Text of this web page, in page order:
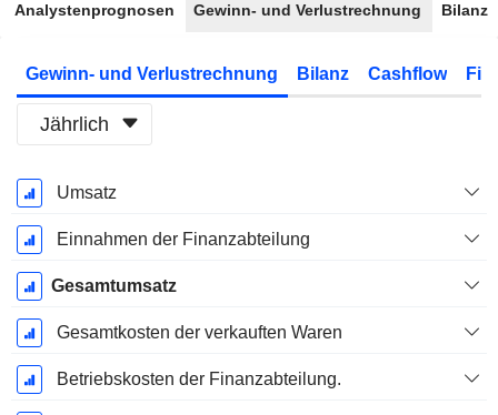
Analystenprognosen Gewinn- und Verlustrechnung Bilanz
Gewinn- und Verlustrechnung Bilanz Cashflow
Jährlich
Ende d.
Geschäftsjahres:
März
Umsatz
Einnahmen der Finanzabteilung
Gesamtumsatz
Gesamtkosten der verkauften Waren
Betriebskosten der Finanzabteilung.